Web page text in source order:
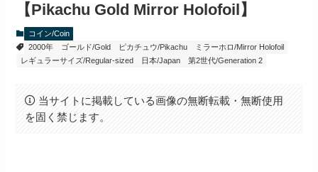
【Pikachu Gold Mirror Holofoil】
コイン/Coin
2000年
ゴールド/Gold ピカチュウ/Pikachu
ミラーホロ/Mirror Holofoil
レギュラーサイズ/Regular-sized
日本/Japan 第2世代/Generation 2
当サイトに掲載している画像の無断転載・無断使用
を固く禁じます。